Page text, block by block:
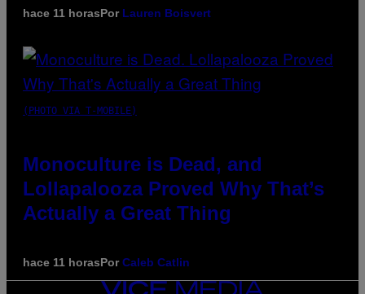
hace 11 horasPor Lauren Boisvert
(PHOTO VIA T-MOBILE)
Monoculture is Dead, and
Lollapalooza Proved Why That’s
Actually a Great Thing
hace 11 horasPorCaleb Catlin
VICE